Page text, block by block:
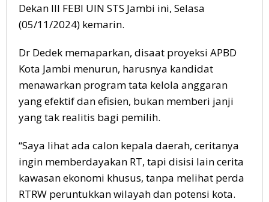
Dekan III FEBI UIN STS Jambi ini, Selasa
(05/11/2024) kemarin.
Dr Dedek memaparkan, disaat proyeksi APBD
Kota Jambi menurun, harusnya kandidat
menawarkan program tata kelola anggaran
yang efektif dan efisien, bukan memberi janji
yang tak realitis bagi pemilih.
“Saya lihat ada calon kepala daerah, ceritanya
ingin memberdayakan RT, tapi disisi lain cerita
kawasan ekonomi khusus, tanpa melihat perda
RTRW peruntukkan wilayah dan potensi kota.